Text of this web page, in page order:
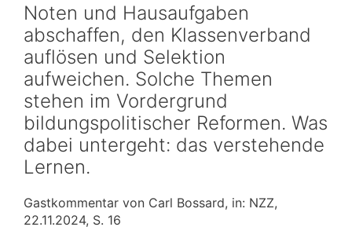
Noten und Hausaufgaben
abschaffen, den Klassenverband
auflösen und Selektion
aufweichen. Solche Themen
stehen im Vordergrund
bildungspolitischer Reformen. Was
dabei untergeht: das verstehende
Lernen.
Gastkommentar von Carl Bossard, in: NZZ,
22.11.2024, S. 16